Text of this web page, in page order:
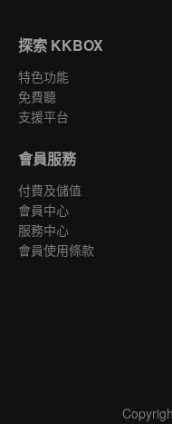
探索 KKBOX
特色功能
免費聽
支援平台
會員服務
付費及儲值
會員中心
服務中心
會員使用條款